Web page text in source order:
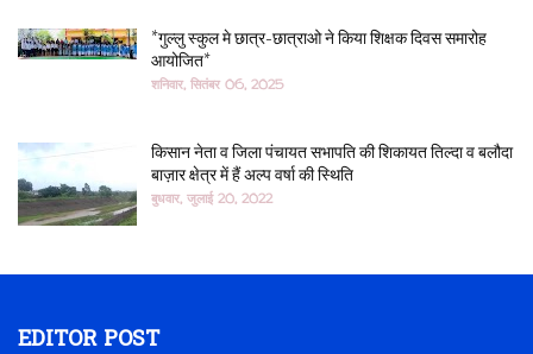
*गुल्लु स्कुल मे छात्र-छात्राओ ने किया शिक्षक दिवस समारोह
आयोजित*
शनिवार, सितंबर 06, 2025
किसान नेता व जिला पंचायत सभापति की शिकायत तिल्दा व बलौदा
बाज़ार क्षेत्र में हैं अल्प वर्षा की स्थिति
बुधवार, जुलाई 20, 2022
EDITOR POST